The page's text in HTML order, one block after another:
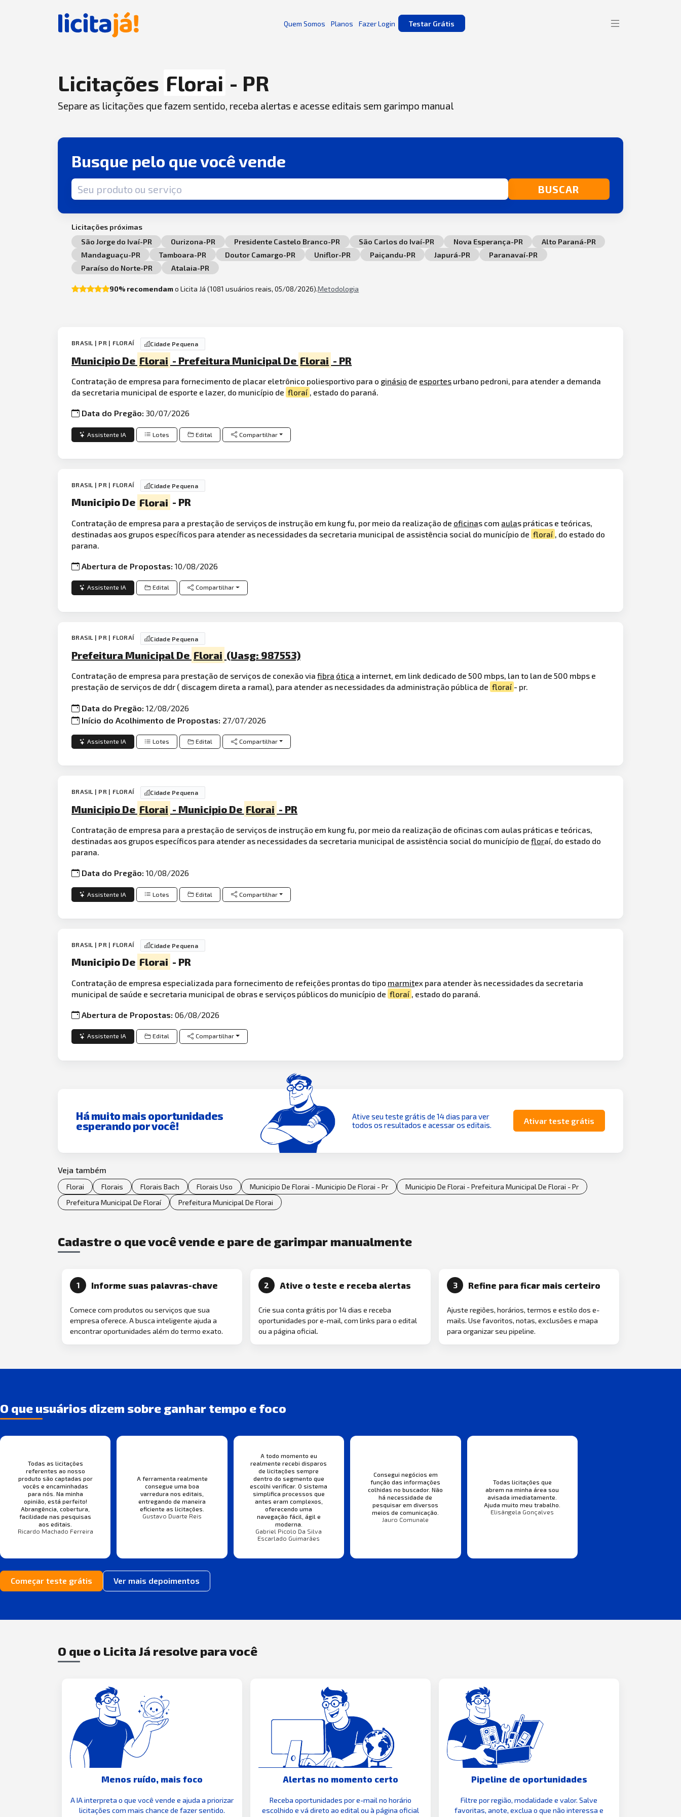
Quem Somos Planos Fazer Login Testar Grátis
Licitações Florai - PR
Separe as licitações que fazem sentido, receba alertas e acesse editais sem garimpo manual
Busque pelo que você vende
Termo de busca BUSCAR
Licitações próximas
São Jorge do Ivaí-PR
Ourizona-PR Presidente Castelo Branco-PR São Carlos do Ivaí-PR Nova Esperança-PR
Alto Paraná-PR
Mandaguaçu-PR
Tamboara-PR Doutor Camargo-PR Uniflor-PR Paiçandu-PR Japurá-PR
Paranavaí-PR
Paraíso do Norte-PR
Atalaia-PR
90% recomendamo Licita Já (1081 usuários reais, 05/08/2026).Metodologia
BRASIL | PR | FLORAÍ Cidade Pequena
Municipio De Florai - Prefeitura Municipal De Florai - PR
Contratação de empresa para fornecimento de placar eletrônico poliesportivo para o ginásio de esportes urbano pedroni, para atender a demanda
da secretaria municipal de esporte e lazer, do município de floraí , estado do paraná.
Data do Pregão:30/07/2026
Assistente IA Lotes Edital Compartilhar
BRASIL | PR | FLORAÍ Cidade Pequena
Municipio De Florai - PR
Contratação de empresa para a prestação de serviços de instrução em kung fu, por meio da realização de oficinas com aulas práticas e teóricas,
destinadas aos grupos específicos para atender as necessidades da secretaria municipal de assistência social do município de floraí
, do estado do
parana.
Abertura de Propostas:10/08/2026
Assistente IA Edital Compartilhar
BRASIL | PR | FLORAÍ Cidade Pequena
Prefeitura Municipal De Florai (Uasg: 987553)
Contratação de empresa para prestação de serviços de conexão viafibra ótica a internet, em link dedicado de 500 mbps, lan to lan de 500 mbps e
prestação de serviços de ddr ( discagem direta a ramal), para atender as necessidades da administração pública de floraí - pr.
Data do Pregão:12/08/2026
Início do Acolhimento de Propostas: 27/07/2026
Assistente IA Lotes Edital Compartilhar
BRASIL | PR | FLORAÍ Cidade Pequena
Municipio De Florai - Municipio De Florai - PR
Contratação de empresa para a prestação de serviços de instrução em kung fu, por meio da realização de oficinas com aulas práticas e teóricas,
destinadas aos grupos específicos para atender as necessidades da secretaria municipal de assistência social do município defloraí, do estado do
parana.
Data do Pregão:10/08/2026
Assistente IA Lotes Edital Compartilhar
BRASIL | PR | FLORAÍ Cidade Pequena
Municipio De Florai - PR
Contratação de empresa especializada para fornecimento de refeições prontas do tipo marmitex para atender às necessidades da secretaria
municipal de saúde e secretaria municipal de obras e serviços públicos do município de floraí , estado do paraná.
Abertura de Propostas:06/08/2026
Assistente IA Edital Compartilhar
Há muito mais oportunidades
esperando por você!
Ative seu teste grátis de 14 dias para ver
todos os resultados e acessar os editais.
Ativar teste grátis
Veja também
Florai Florais Florais Bach Florais Uso Municipio De Florai - Municipio De Florai - Pr
Municipio De Florai - Prefeitura Municipal De Florai - Pr
Prefeitura Municipal De Floraí
Prefeitura Municipal De Florai
Cadastre o que você vende e pare de garimpar manualmente
1 Informe suas palavras-chave
Comece com produtos ou serviços que sua
empresa oferece. A busca inteligente ajuda a
encontrar oportunidades além do termo exato.
2 Ative o teste e receba alertas
Crie sua conta grátis por 14 dias e receba
oportunidades por e-mail, com links para o edital
ou a página oficial.
3 Refine para ficar mais certeiro
Ajuste regiões, horários, termos e estilo dos e-
mails. Use favoritos, notas, exclusões e mapa
para organizar seu pipeline.
O que usuários dizem sobre ganhar tempo e foco
Todas as licitações
referentes ao nosso
produto são captadas por
vocês e encaminhadas
para nós. Na minha
opinião, está perfeito!
Abrangência, cobertura,
facilidade nas pesquisas
aos editais.
Ricardo Machado Ferreira
A ferramenta realmente
consegue uma boa
varredura nos editais,
entregando de maneira
eficiente as licitações.
Gustavo Duarte Reis
A todo momento eu
realmente recebi disparos
de licitações sempre
dentro do segmento que
escolhi verificar. O sistema
simplifica processos que
antes eram complexos,
oferecendo uma
navegação fácil, ágil e
moderna.
Gabriel Picolo Da Silva
Escarlado Guimarães
Consegui negócios em
função das informações
colhidas no buscador. Não
há necessidade de
pesquisar em diversos
meios de comunicação.
Jauro Comunale
Todas licitações que
abrem na minha área sou
avisada imediatamente.
Ajuda muito meu trabalho.
Elisângela Gonçalves
Começar teste grátis Ver mais depoimentos
O que o Licita Já resolve para você
Menos ruído, mais foco
A IA interpreta o que você vende e ajuda a priorizar
licitações com mais chance de fazer sentido.
Alertas no momento certo
Receba oportunidades por e-mail no horário
escolhido e vá direto ao edital ou à página oficial
Pipeline de oportunidades
Filtre por região, modalidade e valor. Salve
favoritas, anote, exclua o que não interessa e